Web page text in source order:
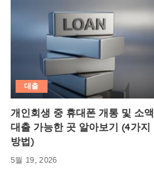
대출
개인회생 중 휴대폰 개통 및 소액
대출 가능한 곳 알아보기 (4가지
방법)
5월 19, 2026